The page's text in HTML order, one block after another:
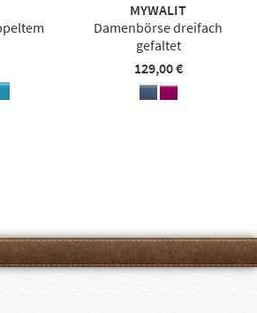
MYWALIT
Damenbörse dreifach
gefaltet
129,00 €